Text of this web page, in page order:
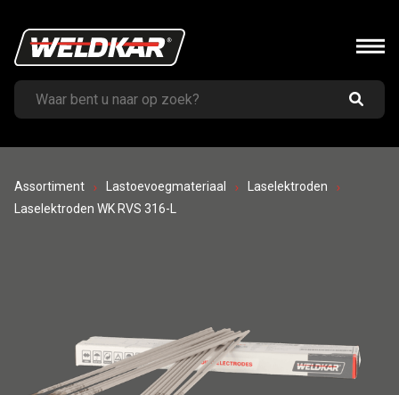
Assortiment Lastoevoegmateriaal
Laselektroden
Laselektroden WK RVS 316-L